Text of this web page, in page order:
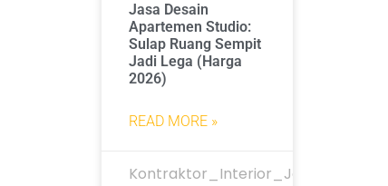
Jasa Desain
Apartemen Studio:
Sulap Ruang Sempit
Jadi Lega (Harga
2026)
READ MORE »
Kontraktor_Interior_Jakarta